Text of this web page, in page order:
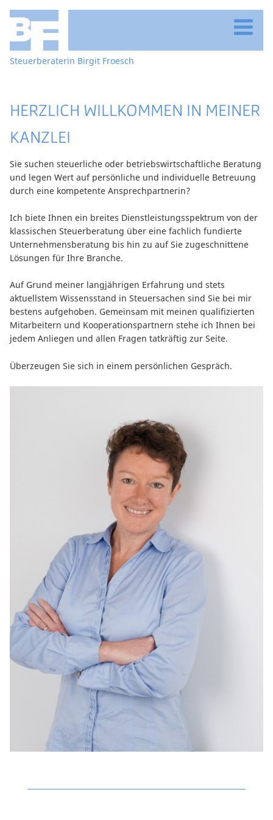
Navigation
Startseite
Leistungen
Betrieblicher Bereich
Vereine
Kontakt
E-Mail
Steuerberaterin Birgit Froesch
HERZLICH WILLKOMMEN IN MEINER
KANZLEI
Sie suchen steuerliche oder betriebswirtschaftliche Beratung
und legen Wert auf persönliche und individuelle Betreuung
durch eine kompetente Ansprechpartnerin?
Ich biete Ihnen ein breites Dienstleistungsspektrum von der
klassischen Steuerberatung über eine fachlich fundierte
Unternehmensberatung bis hin zu auf Sie zugeschnittene
Lösungen für Ihre Branche.
Auf Grund meiner langjährigen Erfahrung und stets
aktuellstem Wissensstand in Steuersachen sind Sie bei mir
bestens aufgehoben. Gemeinsam mit meinen qualifizierten
Mitarbeitern und Kooperationspartnern stehe ich Ihnen bei
jedem Anliegen und allen Fragen tatkräftig zur Seite.
Überzeugen Sie sich in einem persönlichen Gespräch.